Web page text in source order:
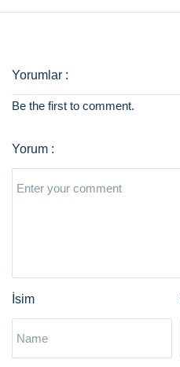
Be the first to comment.